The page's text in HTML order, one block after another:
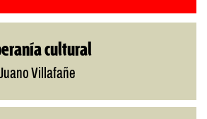
cultural
Villafañe